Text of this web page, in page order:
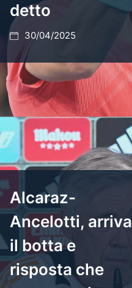
detto
30/04/2025
Alcaraz-
Ancelotti, arriva
il botta e
risposta che